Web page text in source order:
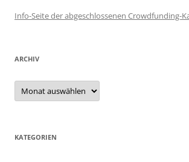
Info-Seite der abgeschlossenen Crowdfunding-
ARCHIV
Archiv
KATEGORIEN